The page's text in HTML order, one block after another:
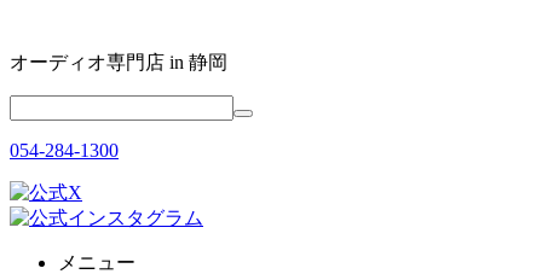
オーディオ専門店 in 静岡
054-284-1300
メニュー